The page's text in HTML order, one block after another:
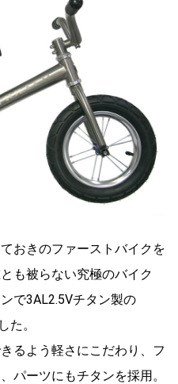
おきのファーストバイクを
も被らない究極のバイク
で3AL2.5Vチタン製の
た。
るよう軽さにこだわり、フ
パーツにもチタンを採用。